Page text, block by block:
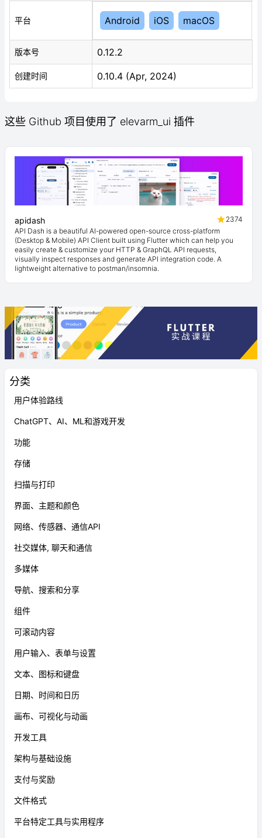
分类
用户体验路线
ChatGPT、AI、ML和游戏开发
功能
存储
扫描与打印
界面、主题和颜色
网络、传感器、通信API
社交媒体, 聊天和通信
多媒体
导航、搜索和分享
组件
可滚动内容
用户输入、表单与设置
文本、图标和键盘
日期、时间和日历
画布、可视化与动画
开发工具
架构与基础设施
支付与奖励
文件格式
平台特定工具与实用程序
平台 Android iOS macOS
版本号 0.12.2
创建时间 0.10.4 (Apr, 2024)
这些 Github 项目使用了 elevarm_ui 插件
apidash
2374
API Dash is a beautiful AI-powered open-source cross-platform
(Desktop & Mobile) API Client built using Flutter which can help you
easily create & customize your HTTP & GraphQL API requests,
visually inspect responses and generate API integration code. A
lightweight alternative to postman/insomnia.